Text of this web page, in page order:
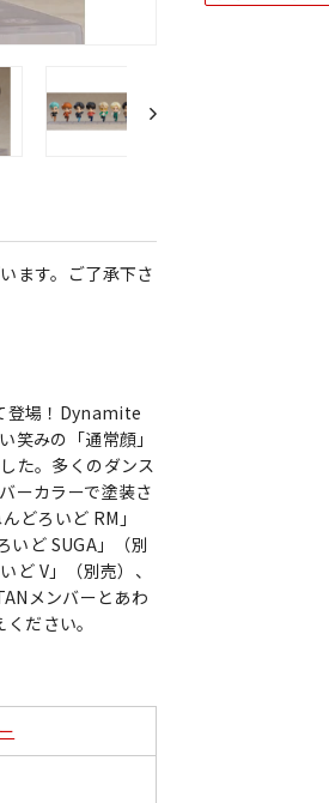
ます。ご了承下さ
登場！Dynamite
笑みの「通常顔」
た。多くのダンス
ーカラーで塗装さ
どろいど RM」
いど SUGA」（別
V」（別売）、
メンバーとあわ
ださい。